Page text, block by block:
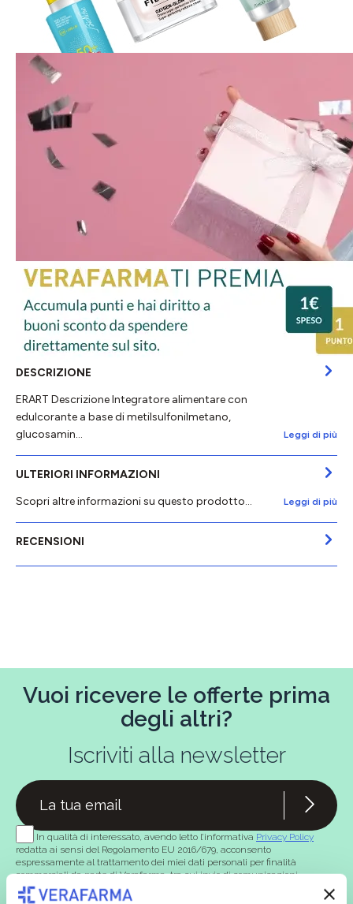
DESCRIZIONE
ERART Descrizione Integratore alimentare con
edulcorante a base di metilsulfonilmetano,
glucosamin…
Leggi di più
ULTERIORI INFORMAZIONI
Scopri altre informazioni su questo prodotto...
Leggi di più
RECENSIONI
Vuoi ricevere le offerte prima
degli altri?
Iscriviti alla newsletter
In qualità di interessato, avendo letto l’informativa Privacy Policy
redatta ai sensi del Regolamento EU 2016/679, acconsento
espressamente al trattamento dei miei dati personali per finalità
commerciali da parte di Verafarma, tra cui invio di comunicazioni
marketing (con modalità telematiche - quali ad es. newsletter ed e-mail
con inviti e comunicazioni commerciali - e modalità tradizionali, quali ad